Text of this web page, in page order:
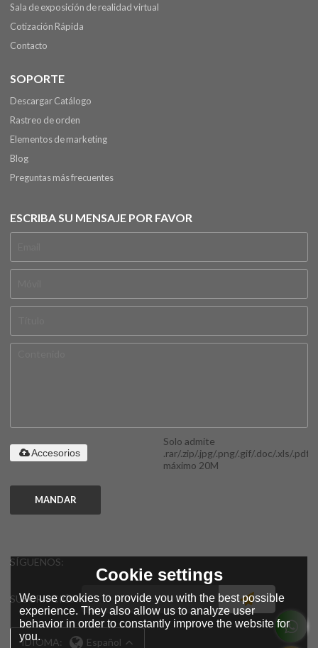
Sala de exposición de realidad virtual
Cotización Rápida
Contacto
SOPORTE
Descargar Catálogo
Rastreo de orden
Elementos de marketing
Blog
Preguntas más frecuentes
ESCRIBA SU MENSAJE POR FAVOR
Solo admite
.rar/.zip/.jpg/.png/.gif/.doc/.xls/.pdf,
máximo 20M
Accesorios
MANDAR
SÍGUENOS:
SUSCRIPCIÓN
IDIOMA: Español
Cookie settings
We use cookies to provide you with the best possible
experience. They also allow us to analyze user
behavior in order to constantly improve the website for
you.